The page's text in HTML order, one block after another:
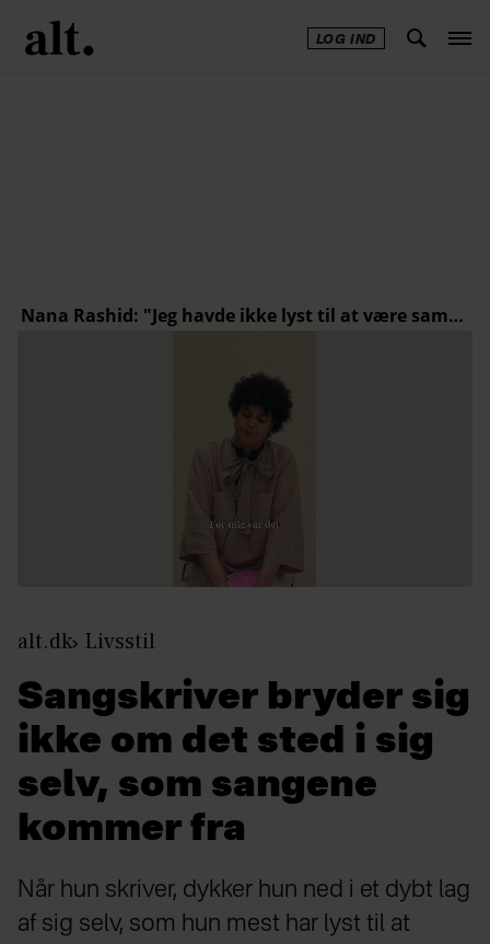
LOG IND
alt.dk Livsstil
Sangskriver bryder sig
ikke om det sted i sig
selv, som sangene
kommer fra
Når hun skriver, dykker hun ned i et dybt lag
af sig selv, som hun mest har lyst til at